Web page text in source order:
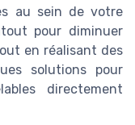
au sein de votre
pour diminuer
en réalisant des
solutions pour
directement